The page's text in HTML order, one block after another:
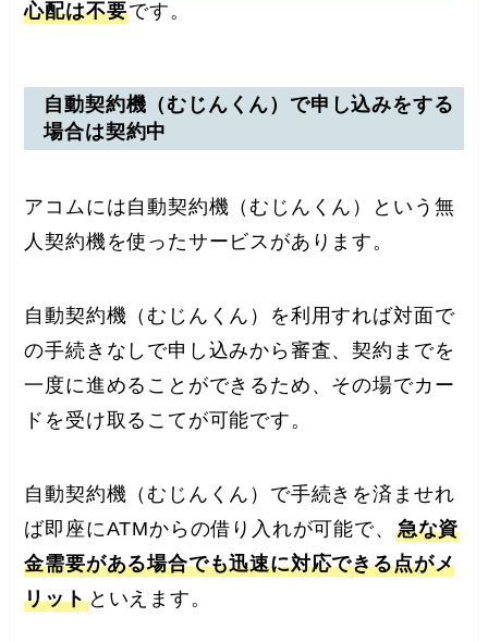
心配は不要です。
自動契約機（むじんくん）で申し込みをする
場合は契約中
アコムには自動契約機（むじんくん）という無
人契約機を使ったサービスがあります。
自動契約機（むじんくん）を利用すれば対面で
の手続きなしで申し込みから審査、契約までを
一度に進めることができるため、その場でカー
ドを受け取るこてが可能です。
自動契約機（むじんくん）で手続きを済ませれ
ば即座にATMからの借り入れが可能で、 急な資
金需要がある場合でも迅速に対応できる点がメ
リットといえます。